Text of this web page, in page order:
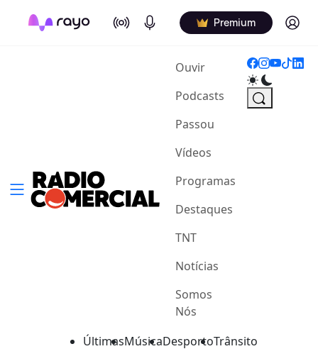
On Air Podcasts Premium Log in
Ouvir(current)
Podcasts
Passou
Vídeos
Programas
Destaques
TNT
Notícias
Somos
Nós
ÚltimasMúsicaDesportoTrânsito